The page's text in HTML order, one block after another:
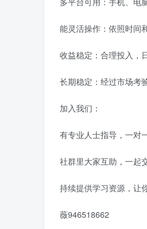
能灵活操作：依照时间
收益稳定：合理投入，
长期稳定：经过市场考
加入我们：
有专业人士指导，一对
社群里大家互助，一起
持续提供学习资源，让
薇946518662